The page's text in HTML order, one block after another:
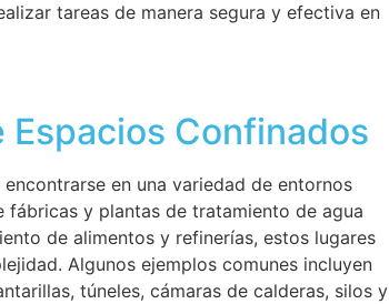
tareas de manera segura y efectiva en
Confinados
en una variedad de entornos
fábricas y plantas de tratamiento de agua
de alimentos y refinerías, estos lugares
Algunos ejemplos comunes incluyen
túneles, cámaras de calderas, silos y